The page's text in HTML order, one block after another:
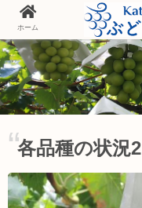
各品種の状況2
ホーム